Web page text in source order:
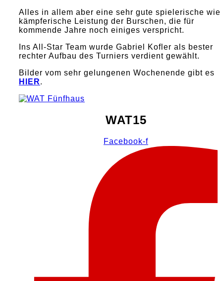
Alles in allem aber eine sehr gute spielerische wie
kämpferische Leistung der Burschen, die für
kommende Jahre noch einiges verspricht.
Ins All-Star Team wurde Gabriel Kofler als bester
rechter Aufbau des Turniers verdient gewählt.
Bilder vom sehr gelungenen Wochenende gibt es
HIER.
WAT15
Facebook-f